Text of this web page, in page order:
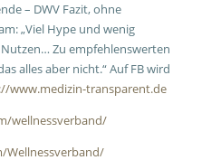
– DWV Fazit, ohne
„Viel Hype und wenig
Zu empfehlenswerten
alles aber nicht.“ Auf FB wird
www.medizin-transparent.de
wellnessverband/
Wellnessverband/